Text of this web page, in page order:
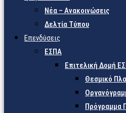
Νέα – Ανακοινώσεις
Δελτία Τύπου
Επενδύσεις
ΕΣΠΑ
Επιτελική Δομή
Θεσμικό
Πρόγραμμα